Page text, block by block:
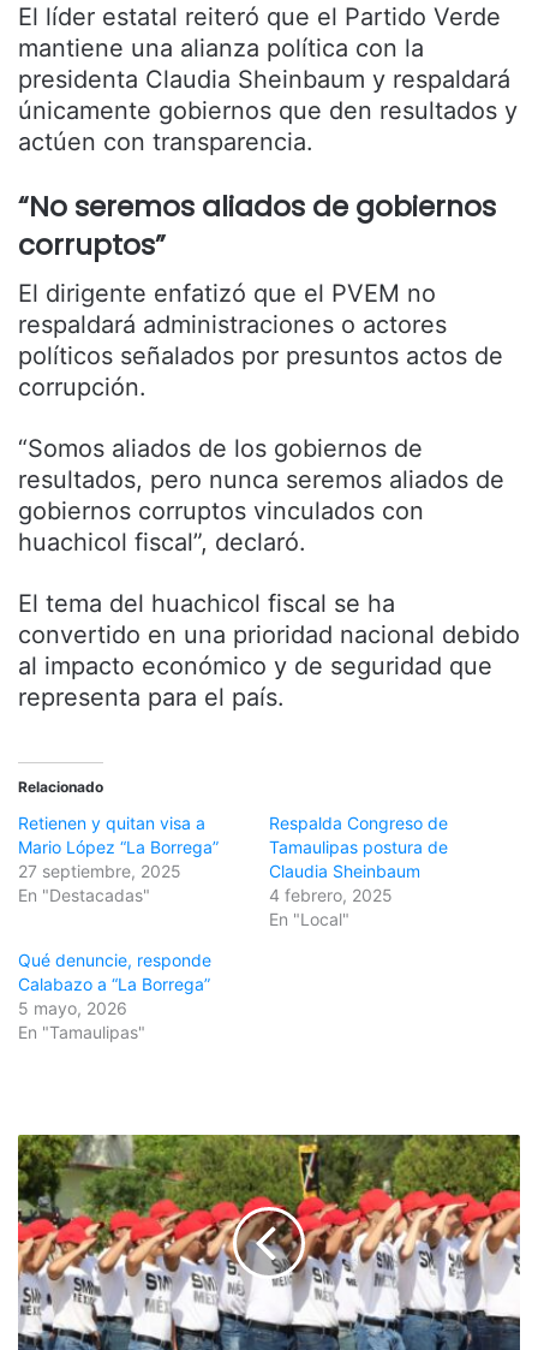
El líder estatal reiteró que el Partido Verde
mantiene una alianza política con la
presidenta Claudia Sheinbaum y respaldará
únicamente gobiernos que den resultados y
actúen con transparencia.
“No seremos aliados de gobiernos
corruptos”
El dirigente enfatizó que el PVEM no
respaldará administraciones o actores
políticos señalados por presuntos actos de
corrupción.
“Somos aliados de los gobiernos de
resultados, pero nunca seremos aliados de
gobiernos corruptos vinculados con
huachicol fiscal”, declaró.
El tema del huachicol fiscal se ha
convertido en una prioridad nacional debido
al impacto económico y de seguridad que
representa para el país.
Relacionado
Retienen y quitan visa a
Mario López “La Borrega”
27 septiembre, 2025
En "Destacadas"
Respalda Congreso de
Tamaulipas postura de
Claudia Sheinbaum
4 febrero, 2025
En "Local"
Qué denuncie, responde
Calabazo a “La Borrega”
5 mayo, 2026
En "Tamaulipas"